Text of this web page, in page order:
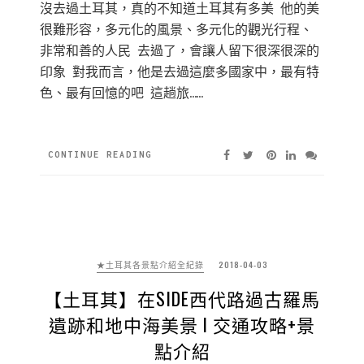
沒去過土耳其，真的不知道土耳其有多美 他的美
很難形容，多元化的風景、多元化的觀光行程、
非常和善的人民 去過了，會讓人留下很深很深的
印象 對我而言，他是去過這麼多國家中，最有特
色、最有回憶的吧 這趟旅……
CONTINUE READING
★土耳其各景點介紹全紀錄 2018-04-03
【土耳其】在SIDE西代路過古羅馬
遺跡和地中海美景 l 交通攻略+景
點介紹